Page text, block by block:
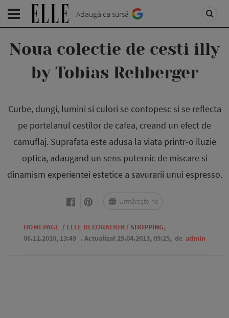
Adaugă ca sursă
Noua colectie de cesti illy
by Tobias Rehberger
Curbe, dungi, lumini si culori se contopesc si se reflecta
pe portelanul cestilor de cafea, creand un efect de
camuflaj. Suprafata este adusa la viata printr-o iluzie
optica, adaugand un sens puternic de miscare si
dinamism experientei estetice a savurarii unui espresso.
HOMEPAGE / ELLE DECORATION / SHOPPING,
06.12.2010, 13:49 . Actualizat 29.04.2013, 09:25, de admin
Urmărește-ne